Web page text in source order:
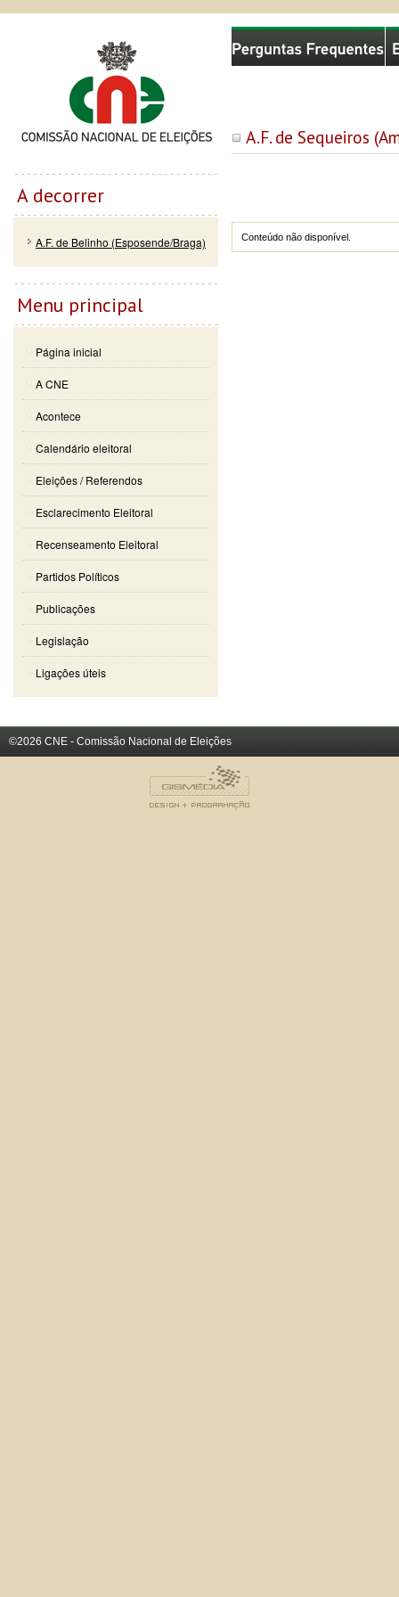
A.F. de Sequeiros
Conteúdo não disponível.
Comissão Nacional de Eleições
A decorrer
A.F. de Belinho (Esposende/Braga)
Menu principal
Página inicial
A CNE
Acontece
Calendário eleitoral
Eleições / Referendos
Esclarecimento Eleitoral
Recenseamento Eleitoral
Partidos Políticos
Publicações
Legislação
Ligações úteis
©2026 CNE - Comissão Nacional de Eleições